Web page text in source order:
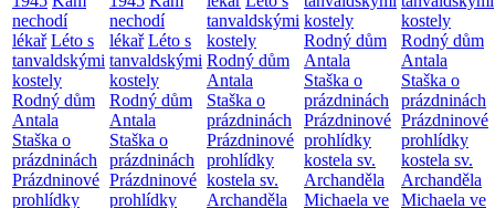
nechodí
lékař Léto s
tanvaldskými
kostely
Rodný dům
Antala
Staška o
prázdninách
Prázdninové
prohlídky
nechodí
lékař Léto s
tanvaldskými
kostely
Rodný dům
Antala
Staška o
prázdninách
Prázdninové
prohlídky
tanvaldskými
kostely
Rodný dům
Antala
Staška o
prázdninách
Prázdninové
prohlídky
kostela sv.
Archanděla
kostely
Rodný dům
Antala
Staška o
prázdninách
Prázdninové
prohlídky
kostela sv.
Archanděla
Michaela ve
kostely
Rodný dům
Antala
Staška o
prázdninách
Prázdninové
prohlídky
kostela sv.
Archanděla
Michaela ve